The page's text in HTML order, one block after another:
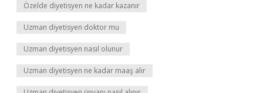
Özelde diyetisyen ne kadar kazanır
Uzman diyetisyen doktor mu
Uzman diyetisyen nasıl olunur
Uzman diyetisyen ne kadar maaş alır